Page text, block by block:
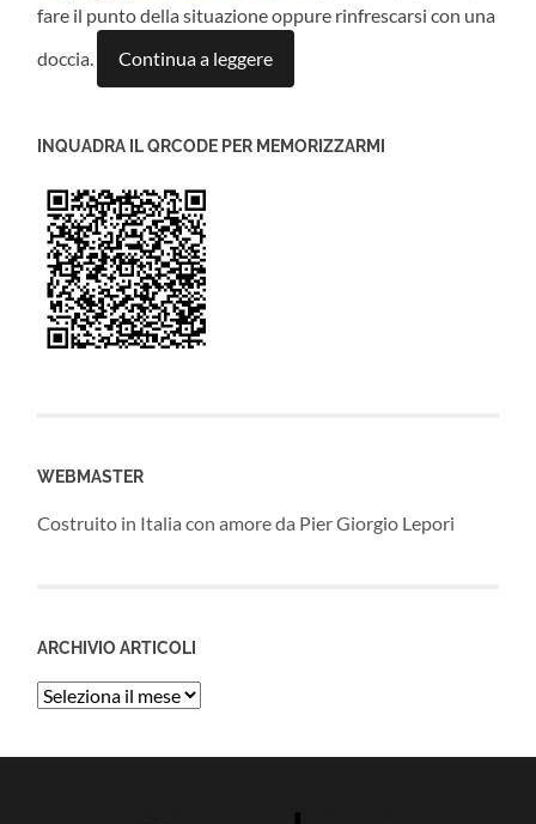
fare il punto della situazione oppure rinfrescarsi con una
doccia.
Continua a leggere
INQUADRA IL QRCODE PER MEMORIZZARMI
WEBMASTER
Costruito in Italia con amore da Pier Giorgio Lepori
ARCHIVIO ARTICOLI
Archivio